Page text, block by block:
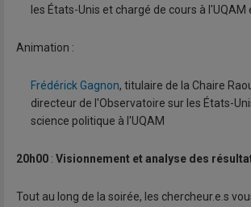
les États-Unis et chargé de cours à l'UQAM
Animation :
Frédérick Gagnon, titulaire de la Chaire
directeur de l'Observatoire sur les États-
science politique à l'UQAM
20h00 : Visionnement et analyse des
Tout au long de la soirée, les chercheur.e.s